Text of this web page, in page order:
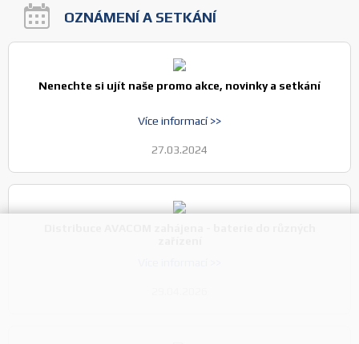
OZNÁMENÍ A SETKÁNÍ
Nenechte si ujít naše promo akce, novinky a setkání
Více informací >>
27.03.2024